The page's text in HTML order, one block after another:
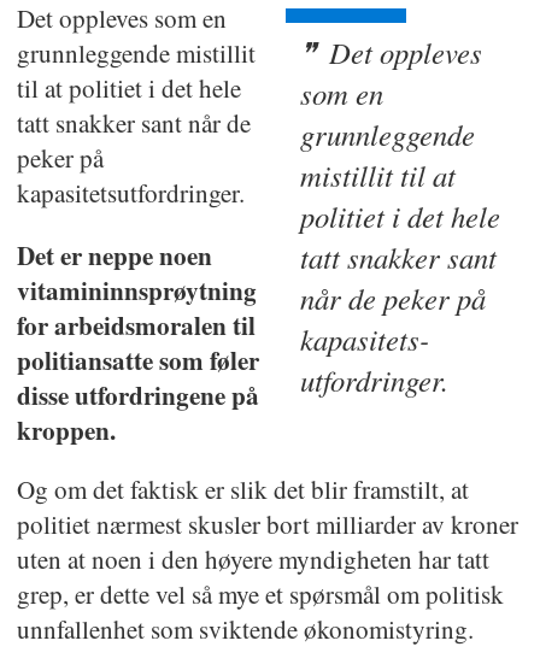
Det oppleves
som en
grunnleggende
mistillit til at
politiet i det hele
tatt snakker sant
når de peker på
kapasitets-
utfordringer.
Det oppleves som en
grunnleggende mistillit
til at politiet i det hele
tatt snakker sant når de
peker på
kapasitetsutfordringer.
Det er neppe noen
vitamininnsprøytning
for arbeidsmoralen til
politiansatte som føler
disse utfordringene på
kroppen.
Og om det faktisk er slik det blir framstilt, at
politiet nærmest skusler bort milliarder av kroner
uten at noen i den høyere myndigheten har tatt
grep, er dette vel så mye et spørsmål om politisk
unnfallenhet som sviktende økonomistyring.